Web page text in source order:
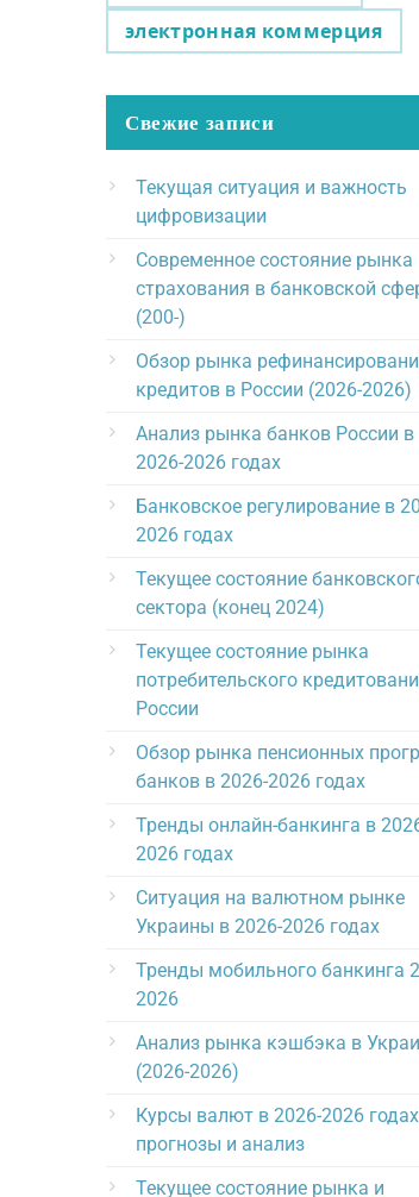
электронная коммерция
Свежие записи
Текущая ситуация и важность
цифровизации
Современное состояние рынка
страхования в банковской
(200-)
Обзор рынка
кредитов в России (2026-2026)
Анализ рынка банков России в
2026-2026 годах
Банковское регулирование в
2026 годах
Текущее состояние
сектора (конец 2024)
Текущее состояние рынка
потребительского
России
Обзор рынка пенсионных
банков в 2026-2026 годах
Тренды онлайн-банкинга в
2026 годах
Ситуация на валютном рынке
Украины в 2026-2026 годах
Тренды мобильного банкинга
2026
Анализ рынка кэшбэка в
(2026-2026)
Курсы валют в 2026-2026
прогнозы и анализ
Текущее состояние рынка и